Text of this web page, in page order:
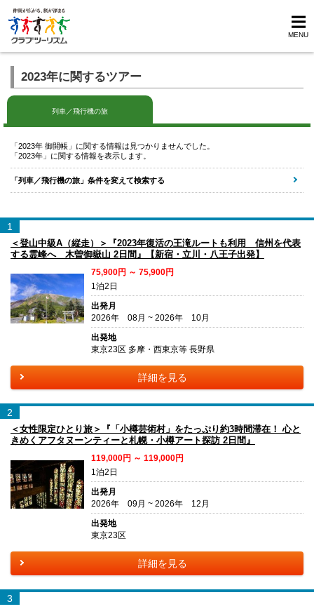
MENU
2023年に関するツアー
列車／飛行機の旅
「2023年 御開帳」に関する情報は見つかりませんでした。
「2023年」に関する情報を表示します。
「列車／飛行機の旅」条件を変えて検索する
1
＜登山中級A（縦走）＞『2023年復活の王滝ルートも利用 信州を代表
する霊峰へ 木曽御嶽山 2日間』【新宿・立川・八王子出発】
75,900円 ～ 75,900円
1泊2日
出発月
2026年 08月 ~ 2026年 10月
出発地
東京23区 多摩・西東京等 長野県
詳細を見る
2
＜女性限定ひとり旅＞『「小樽芸術村」をたっぷり約3時間滞在！ 心と
きめくアフタヌーンティーと札幌・小樽アート探訪 2日間』
119,000円 ～ 119,000円
1泊2日
出発月
2026年 09月 ~ 2026年 12月
出発地
東京23区
詳細を見る
3